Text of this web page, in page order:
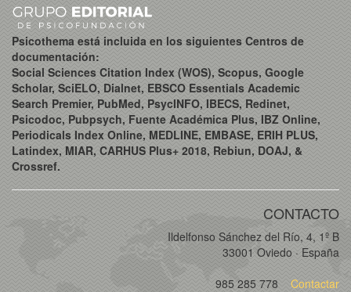
Psicothema está incluida en los siguientes Centros de
documentación:
Social Sciences Citation Index (WOS), Scopus, Google
Scholar, SciELO, Dialnet, EBSCO Essentials Academic
Search Premier, PubMed, PsycINFO, IBECS, Redinet,
Psicodoc, Pubpsych, Fuente Académica Plus, IBZ Online,
Periodicals Index Online, MEDLINE, EMBASE, ERIH PLUS,
Latindex, MIAR, CARHUS Plus+ 2018, Rebiun, DOAJ, &
Crossref.
CONTACTO
Ildelfonso Sánchez del Río, 4, 1º B
33001 Oviedo · España
985 285 778
Contactar